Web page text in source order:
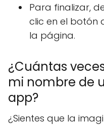
Para finalizar,
clic en el botón
la página.
¿Cuántas
mi nombre de
app?
¿Sientes que la